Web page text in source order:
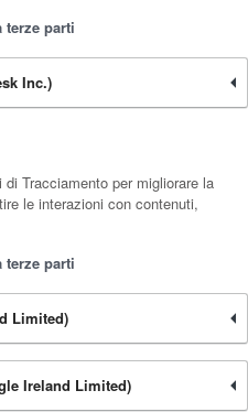
terze parti
Inc.)
Tracciamento per migliorare la
le interazioni con contenuti,
terze parti
Limited)
Ireland Limited)